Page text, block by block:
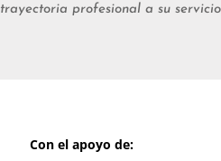
trayectoria profesional a su
Con el apoyo de: